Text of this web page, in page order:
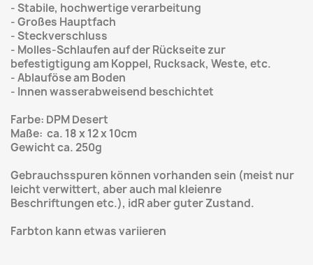
- Stabile, hochwertige verarbeitung
- Großes Hauptfach
- Steckverschluss
- Molles-Schlaufen auf der Rückseite zur
befestigtigung am Koppel, Rucksack, Weste, etc.
- Ablauföse am Boden
- Innen wasserabweisend beschichtet
Farbe: DPM Desert
Maße: ca. 18 x 12 x 10cm
Gewicht ca. 250g
Gebrauchsspuren können vorhanden sein (meist nur
leicht verwittert, aber auch mal kleienre
Beschriftungen etc.), idR aber guter Zustand.
Farbton kann etwas variieren